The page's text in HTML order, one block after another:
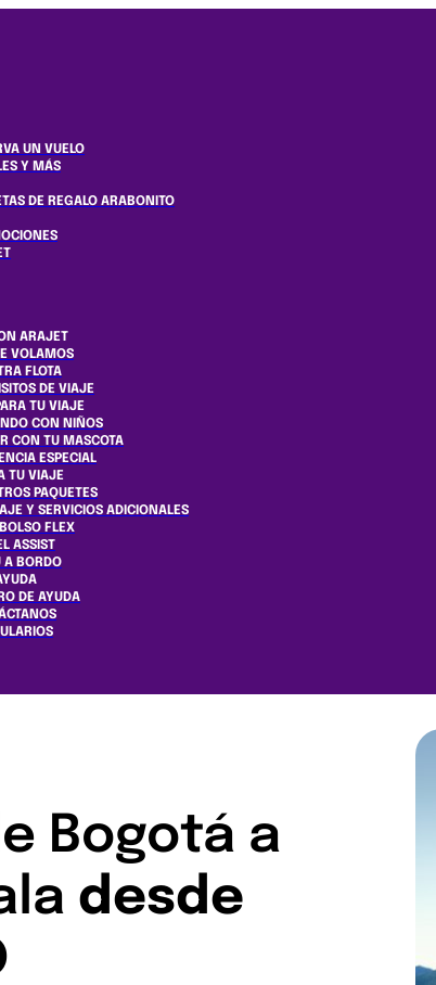
UN VUELO
Y MÁS
DE REGALO ARABONITO
ARAJET
VOLAMOS
FLOTA
DE VIAJE
TU VIAJE
CON NIÑOS
CON TU MASCOTA
ESPECIAL
TU VIAJE
PAQUETES
Y SERVICIOS ADICIONALES
FLEX
ASSIST
A BORDO
DE AYUDA
Bogotá a
desde